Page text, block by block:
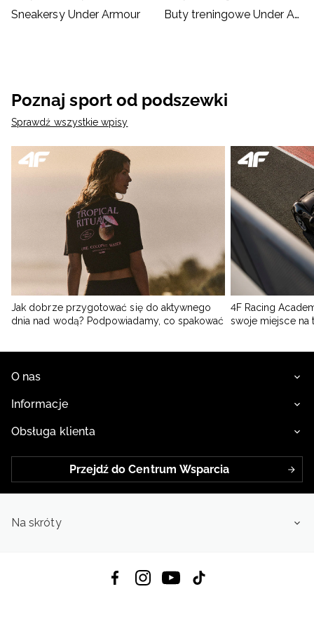
Sneakersy Under Armour
Buty treningowe Under Armour
Poznaj sport od podszewki
Sprawdź wszystkie wpisy
Jak dobrze przygotować się do aktywnego
dnia nad wodą? Podpowiadamy, co spakować
4F Racing
swoje miejsce na
O nas
Informacje
Obsługa klienta
Przejdź do Centrum Wsparcia
Na skróty